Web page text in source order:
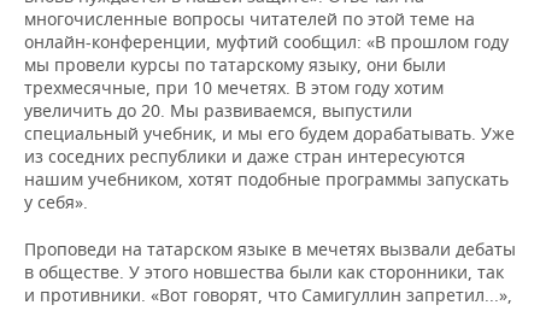
многочисленные вопросы читателей по этой теме на
онлайн-конференции, муфтий сообщил: «В прошлом году
мы провели курсы по татарскому языку, они были
трехмесячные, при 10 мечетях. В этом году хотим
увеличить до 20. Мы развиваемся, выпустили
специальный учебник, и мы его будем дорабатывать. Уже
из соседних республики и даже стран интересуются
нашим учебником, хотят подобные программы запускать
у себя».
Проповеди на татарском языке в мечетях вызвали дебаты
в обществе. У этого новшества были как сторонники, так
и противники. «Вот говорят, что Самигуллин запретил...»,